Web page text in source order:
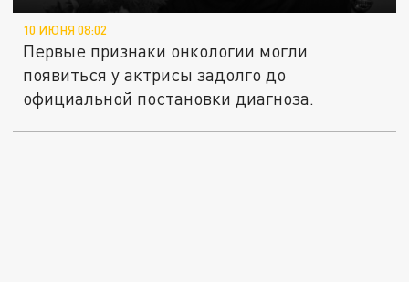
10 ИЮНЯ 08:02
Первые признаки онкологии могли
появиться у актрисы задолго до
официальной постановки диагноза.